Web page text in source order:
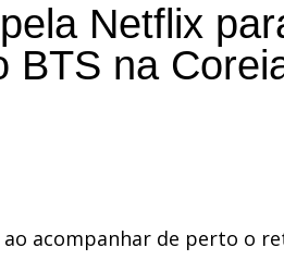
Netflix
BTS na
acompanhar de perto o